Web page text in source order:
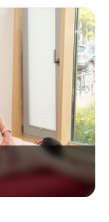
in der